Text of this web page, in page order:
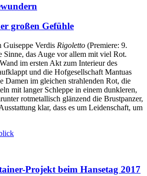
großen Gefühle
Guiseppe Verdis Rigoletto (Premiere: 9.
Sinne, das Auge vor allem mit viel Rot.
im ersten Akt zum Interieur des
und die Hofgesellschaft Mantuas
Damen im gleichen strahlenden Rot, die
mit langer Schleppe in einem dunkleren,
rotmetallisch glänzend die Brustpanzer,
klar, dass es um Leidenschaft, um
Projekt beim Hansetag 2017